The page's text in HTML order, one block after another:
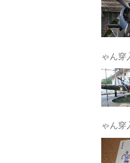
ゃん
ゃん